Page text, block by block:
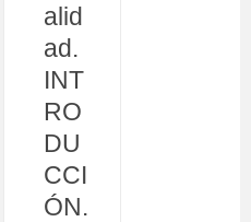
alid
ad.
INT
RO
DU
CCI
ÓN.